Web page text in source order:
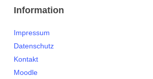
Information
Impressum
Datenschutz
Kontakt
Moodle